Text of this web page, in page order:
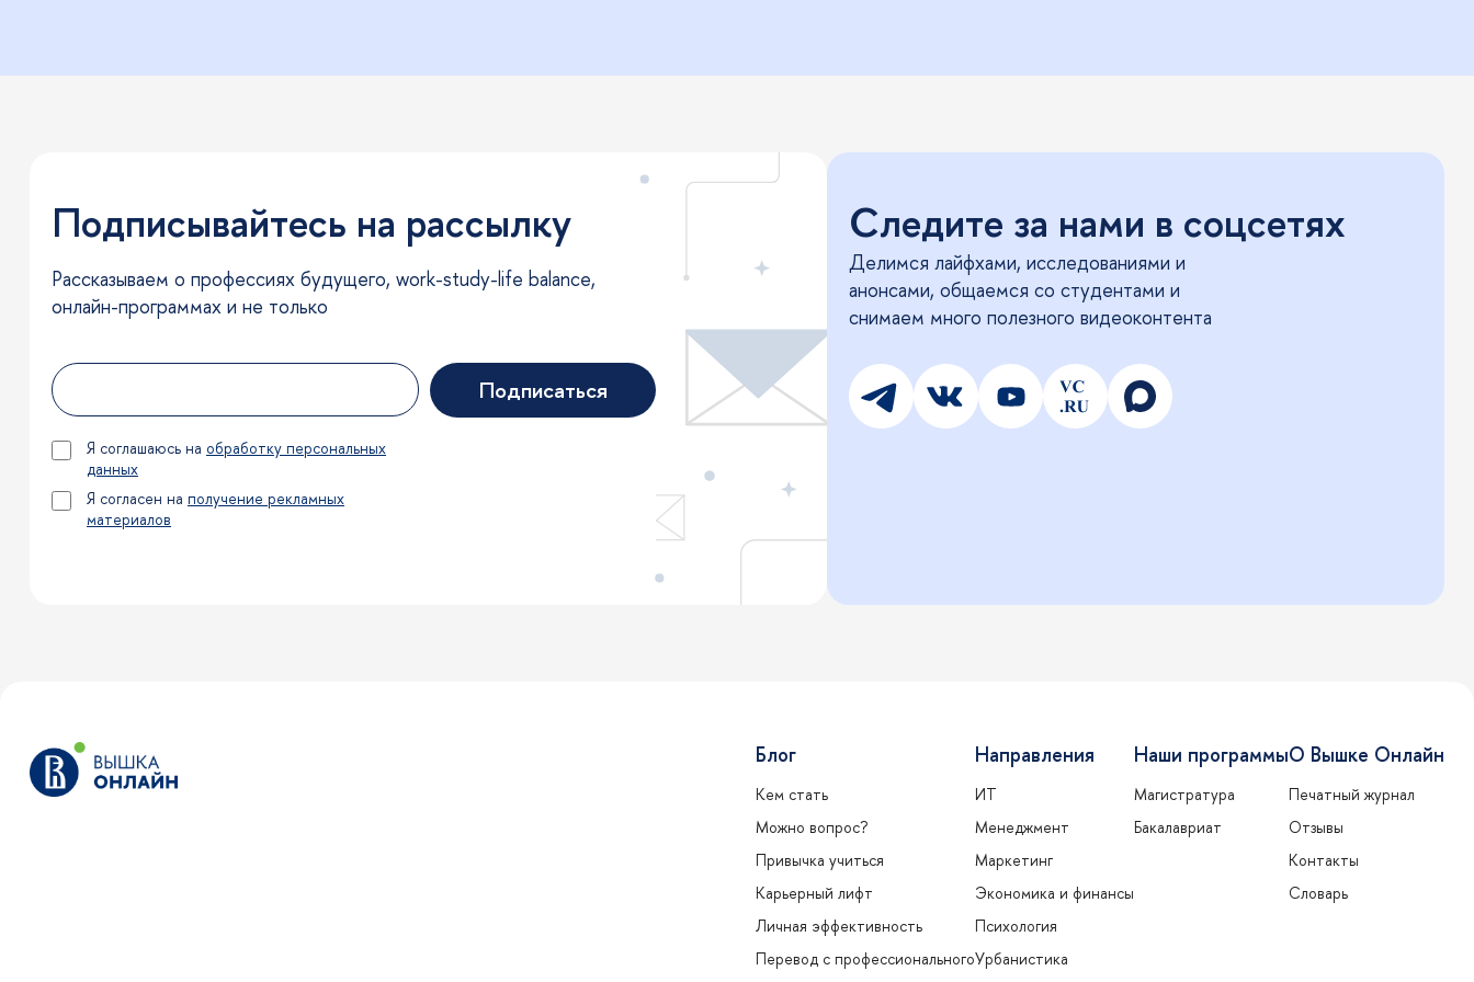
Подписывайтесь на рассылку
Рассказываем о профессиях будущего, work-study-life balance,
онлайн-программах и не только
Я соглашаюсь на обработку персональных
данных
Я согласен на получение рекламных
материалов
Подписаться
Следите за нами в соцсетях
Делимся лайфхами, исследованиями и
анонсами, общаемся со студентами и
снимаем много полезного видеоконтента
Блог
Кем стать
Можно вопрос?
Привычка учиться
Карьерный лифт
Личная эффективность
Перевод с профессионального
Направления
ИТ
Менеджмент
Маркетинг
Экономика и финансы
Психология
Урбанистика
Наши программы
Магистратура
Бакалавриат
О Вышке Онлайн
Печатный журнал
Отзывы
Контакты
Словарь